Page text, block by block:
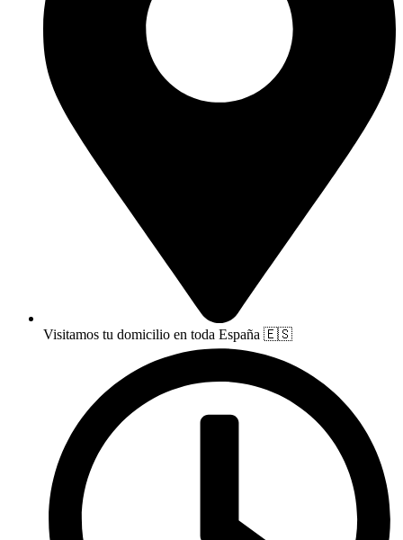
Visitamos tu domicilio en toda España 🇪🇸